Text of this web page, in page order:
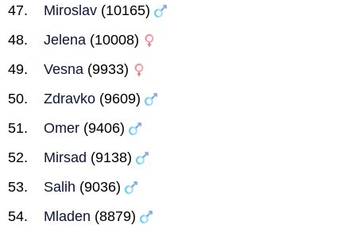
Miroslav (10165)
Jelena (10008)
Vesna (9933)
Zdravko (9609)
Omer (9406)
Mirsad (9138)
Salih (9036)
Mladen (8879)